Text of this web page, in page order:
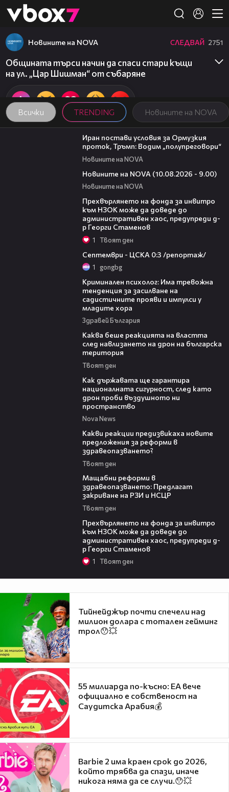
👾
Всички TRENDING Новините на NOVA
Новините на NOVA СЛЕДВАЙ 2751
Общината търси начин да спаси стари къщи
на ул. „Цар Шишман“ от събаряне
00:46
Иран постави условия за Ормузкия
проток, Тръмп: Водим „полупреговори“
Новините на NOVA
Новините на NOVA (10.08.2026 - 9.00)
Новините на NOVA
Прехвърлянето на фонда за инвитро
към НЗОК може да доведе до
административен хаос, предупреди д-
р Георги Стаменов
1 Твоят ден
Септември - ЦСКА 0:3 /репортаж/
1 gongbg
Криминален психолог: Има тревожна
тенденция за засилване на
садистичните прояви и импулси у
младите хора
Здравей България
Каква беше реакцията на властта
след навлизането на дрон на българска
територия
Твоят ден
Как държавата ще гарантира
националната сигурност, след като
дрон проби въздушното ни
пространство
Nova News
Какви реакции предизвикаха новите
предложения за реформи в
здравеопазването?
Твоят ден
Мащабни реформи в
здравеопазването: Предлагат
закриване на РЗИ и НСЦР
Твоят ден
Прехвърлянето на фонда за инвитро
към НЗОК може да доведе до
административен хаос, предупреди д-
р Георги Стаменов
1 Твоят ден
Тийнейджър почти спечели над
милион долара с тотален гейминг
трол😯💥
55 милиарда по-късно: EA вече
официално е собственост на
Саудитска Арабия💰
Barbie 2 има краен срок до 2026,
който трябва да спази, иначе
никога няма да се случи.😯💥